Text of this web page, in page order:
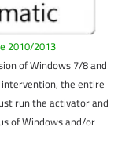
2010/2013
of Windows 7/8 and
the entire
run the activator and
of Windows and/or